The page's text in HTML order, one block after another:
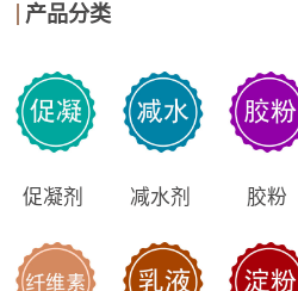
产品分类
促凝剂 减水剂 胶粉